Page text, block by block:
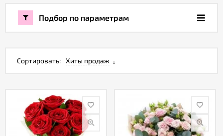
оформить
ответ
Политика
Подбор по параметрам
Сортировать: Хиты продаж